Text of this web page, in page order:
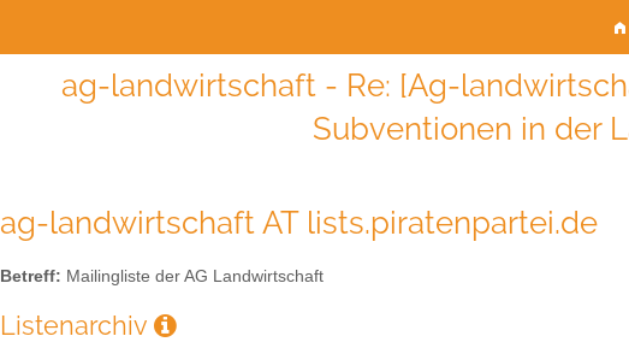
ag-landwirtschaft - Re: [Ag-
Subventionen in der
ag-landwirtschaft AT lists.piratenpartei.de
Betreff: Mailingliste der AG Landwirtschaft
Listenarchiv